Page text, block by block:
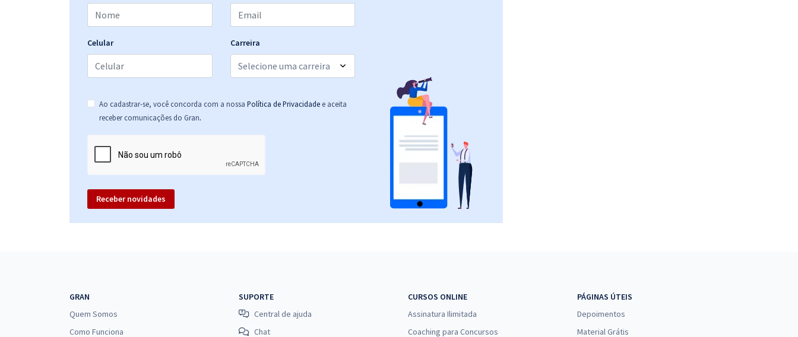
Celular Carreira
Ao cadastrar-se, você concorda com a nossa Política de Privacidade e aceita
receber comunicações do Gran.
Receber novidades
GRAN
Quem Somos
Como Funciona
SUPORTE
Central de ajuda
Chat
CURSOS ONLINE
Assinatura Ilimitada
Coaching para Concursos
PÁGINAS ÚTEIS
Depoimentos
Material Grátis